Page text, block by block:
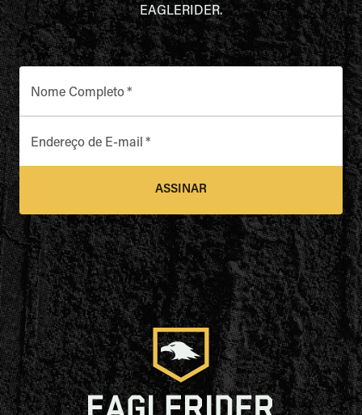
EAGLERIDER.
Nome Completo*
Endereço de E-mail *
ASSINAR